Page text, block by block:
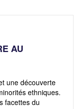
AU
une découverte
ethniques.
facettes du